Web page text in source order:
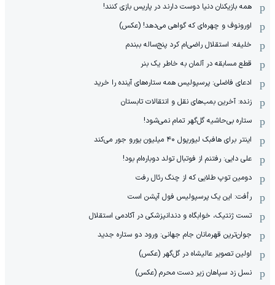
همه بازیکنان دنیا دوست دارند در پاریس بازی کنند!
اورونوف و چهره‌ای که گواهی می‌دهد! (عکس)
خلیفه: استقلال راضی‌ام کرد پنج‌ساله ببندم
قطع مسابقه در آلمان به خاطر یک بنر
ادعای فاضلی: پرسپولیس همه ستاره‌های آینده را خرید
زنده: آخرین بمب‌های نقل و انتقالات تابستان
ستاره بی‌حاشیه گل‌گهر تمام نمی‌شود!
اینتر برای هافبک لیورپول ۴۰ میلیون یورو جور می‌کند
علی دایی: رفتنم از فوتبال تولد دوباره‌ام بود!
دومین توپ طلایی که از چنگ رئال رفت
رأفت: این یک پرسپولیس فول آپشن است
تست ژنتیک، خوابگاه و دندانپزشکی در آکادمی استقلال
جوان‌ترین قهرمانان جام جهانی: ورود دو ستاره جدید
اولین تصویر عالیشاه در گل‌گهر (عکس)
نسل زد سپاهان زیر دست محرم (عکس)